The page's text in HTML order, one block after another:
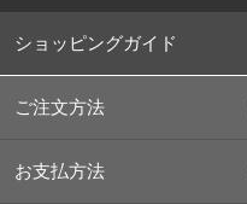
ショッピングガイド
ご注文方法
お支払方法